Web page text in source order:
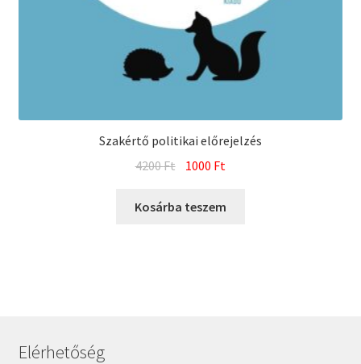
Szakértő politikai előrejelzés
4200Ft Original
was:
1000 Ft
is:
Kosárba teszem
Elérhetőség